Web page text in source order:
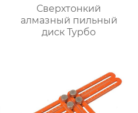
Сверхтонкий
алмазный пильный
диск Турбо